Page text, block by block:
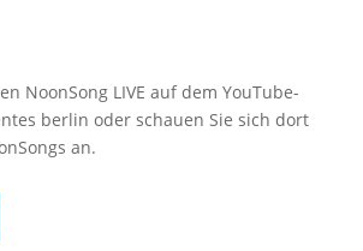
NoonSong LIVE auf dem YouTube-
berlin oder schauen Sie sich dort
an.